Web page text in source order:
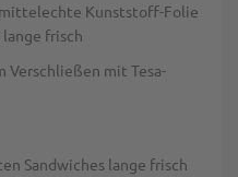
Kunststoff-Folie
frisch
Verschließen mit Tesa-
Sandwiches lange frisch